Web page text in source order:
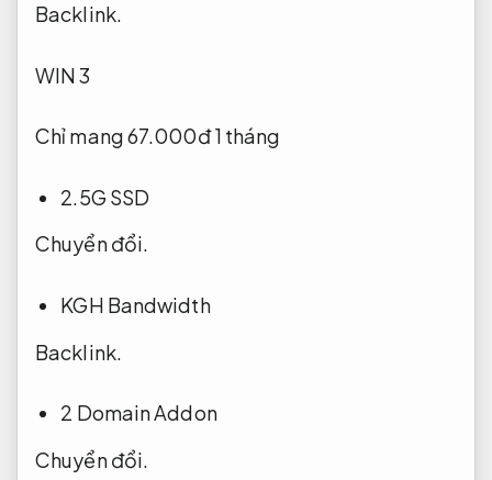
Backlink.
WIN 3
Chỉ mang 67.000đ 1 tháng
2.5G SSD
Chuyển đổi.
KGH Bandwidth
Backlink.
2 Domain Addon
Chuyển đổi.